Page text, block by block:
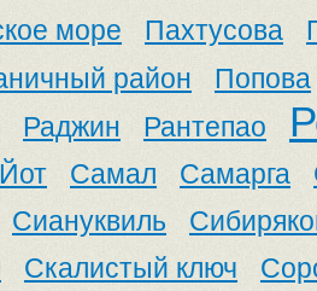
море Пахтусова
район
Попова
Раджин Рантепао
Самал Самарга
Сиануквиль
Скалистый ключ